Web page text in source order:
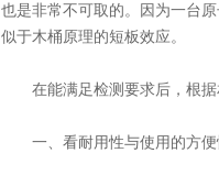
也是非常不可取的。因为一台
似于木桶原理的短板效应。
在能满足检测要求后，根据
一、看耐用性与使用的方便